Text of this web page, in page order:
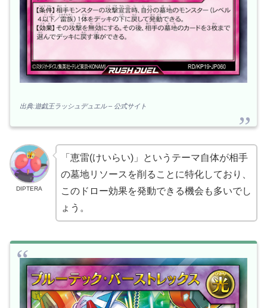
出典:遊戯王ラッシュデュエル – 公式サイト
DIPTERA
「恵雷(けいらい)」というテーマ自体が相手
の墓地リソースを削ることに特化しており、
このドロー効果を発動できる機会も多いでし
ょう。